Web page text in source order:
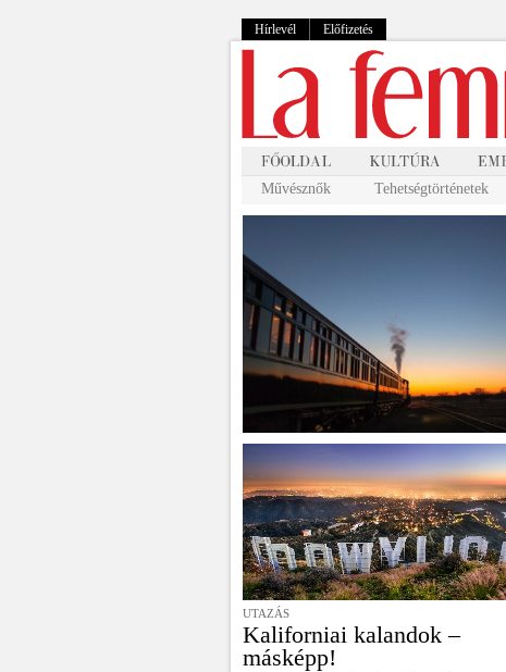
Hírlevél Előfizetés
Művésznők Tehetségtörténetek
UTAZÁS
Kaliforniai kalandok –
másképp!